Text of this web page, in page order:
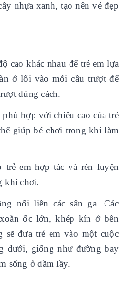
nhựa xanh, tạo nên vẻ đẹp
cao khác nhau để trẻ em lựa
ở lối vào mỗi cầu trượt để
đúng cách.
hợp với chiều cao của trẻ
giúp bé chơi trong khi làm
trẻ em hợp tác và rèn luyện
khi chơi.
nối liền các sân ga. Các
ốc lớn, khép kín ở bên
sẽ đưa trẻ em vào một cuộc
dưới, giống như đường bay
sống ở đầm lầy.